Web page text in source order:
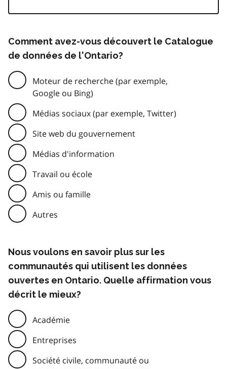
Comment avez-vous découvert le Catalogue
de données de l'Ontario?
Moteur de recherche (par exemple,
Google ou Bing)
Médias sociaux (par exemple, Twitter)
Site web du gouvernement
Médias d'information
Travail ou école
Amis ou famille
Autres
Nous voulons en savoir plus sur les
communautés qui utilisent les données
ouvertes en Ontario. Quelle affirmation vous
décrit le mieux?
Académie
Entreprises
Société civile, communauté ou